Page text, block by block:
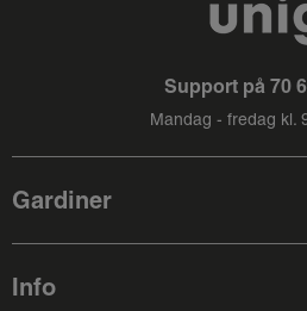
Support på 70
Mandag - fredag kl.
Gardiner
Info